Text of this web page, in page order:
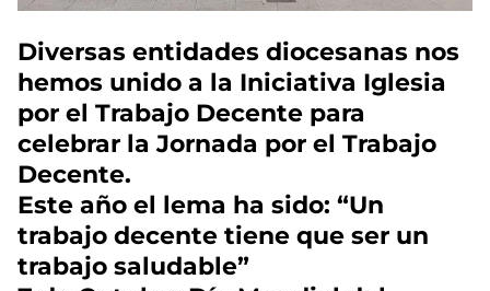
Diversas entidades diocesanas nos
hemos unido a la Iniciativa Iglesia
por el Trabajo Decente para
celebrar la Jornada por el Trabajo
Decente.
Este año el lema ha sido: “Un
trabajo decente tiene que ser un
trabajo saludable”